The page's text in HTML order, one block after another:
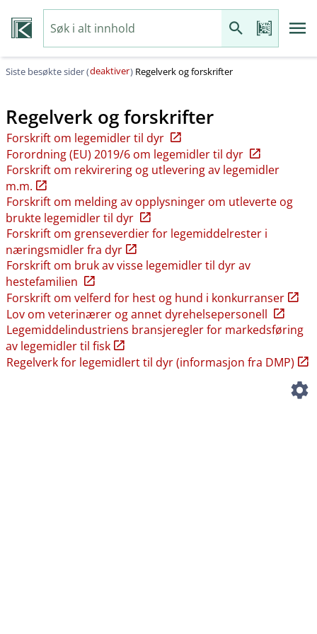
Siste besøkte sider (deaktiver) Regelverk og forskrifter
Regelverk og forskrifter
Forskrift om legemidler til dyr
Forordning (EU) 2019/6 om legemidler til dyr
Forskrift om rekvirering og utlevering av legemidler
m.m.
Forskrift om melding av opplysninger om utleverte og
brukte legemidler til dyr
Forskrift om grenseverdier for legemiddelrester i
næringsmidler fra dyr
Forskrift om bruk av visse legemidler til dyr av
hestefamilien
Forskrift om velferd for hest og hund i konkurranser
Lov om veterinærer og annet dyrehelsepersonell
Legemiddelindustriens bransjeregler for markedsføring
av legemidler til fisk
Regelverk for legemidlert til dyr (informasjon fra DMP)